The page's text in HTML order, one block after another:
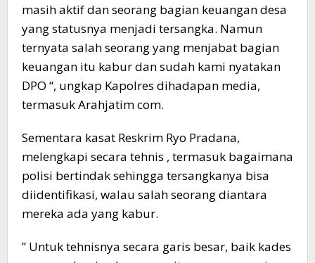
masih aktif dan seorang bagian keuangan desa
yang statusnya menjadi tersangka. Namun
ternyata salah seorang yang menjabat bagian
keuangan itu kabur dan sudah kami nyatakan
DPO “, ungkap Kapolres dihadapan media,
termasuk Arahjatim com.
Sementara kasat Reskrim Ryo Pradana,
melengkapi secara tehnis , termasuk bagaimana
polisi bertindak sehingga tersangkanya bisa
diidentifikasi, walau salah seorang diantara
mereka ada yang kabur.
” Untuk tehnisnya secara garis besar, baik kades